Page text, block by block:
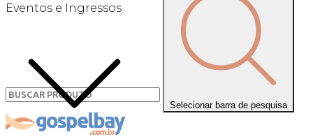
Eventos e Ingressos
Selecionar barra de pesquisa